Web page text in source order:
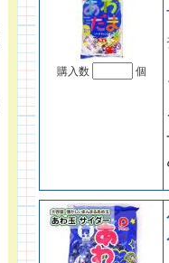
購入数 個